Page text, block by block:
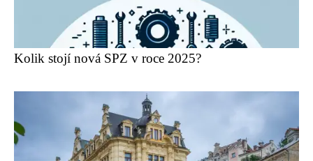
Kolik stojí nová SPZ v roce 2025?